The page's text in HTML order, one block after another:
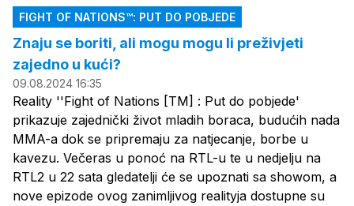
FIGHT OF NATIONS™: PUT DO POBJEDE
Znaju se boriti, ali mogu mogu li preživjeti
zajedno u kući?
09.08.2024 16:35
Reality ''Fight of Nations [TM] : Put do pobjede'
prikazuje zajednički život mladih boraca, budućih nada
MMA-a dok se pripremaju za natjecanje, borbe u
kavezu. Večeras u ponoć na RTL-u te u nedjelju na
RTL2 u 22 sata gledatelji će se upoznati sa showom, a
nove epizode ovog zanimljivog realityja dostupne su